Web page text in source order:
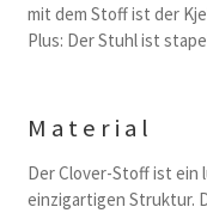
mit dem Stoff ist der
Plus: Der Stuhl ist
Material
Der Clover-Stoff ist ein
einzigartigen Struktur.